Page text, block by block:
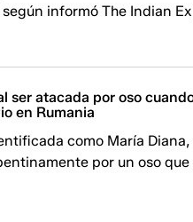
informó The Indian
ser atacada por oso
en Rumania
como María Diana,
por un oso